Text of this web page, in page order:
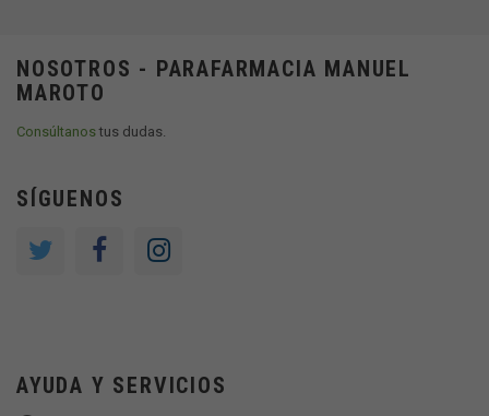
NOSOTROS - PARAFARMACIA MANUEL
MAROTO
Consúltanostus dudas.
SÍGUENOS
AYUDA Y SERVICIOS